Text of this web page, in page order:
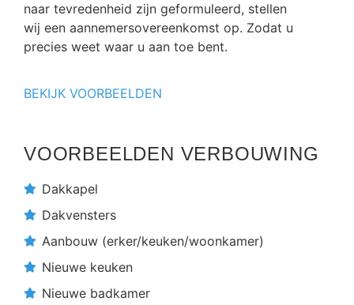
naar tevredenheid zijn geformuleerd, stellen
wij een aannemersovereenkomst op. Zodat u
precies weet waar u aan toe bent.
BEKIJK VOORBEELDEN
VOORBEELDEN VERBOUWING
Dakkapel
Dakvensters
Aanbouw (erker/keuken/woonkamer)
Nieuwe keuken
Nieuwe badkamer